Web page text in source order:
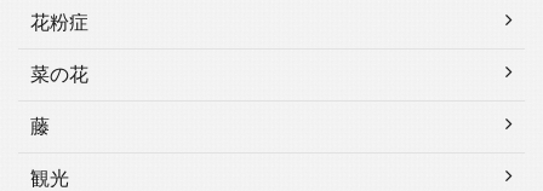
花粉症
菜の花
藤
観光